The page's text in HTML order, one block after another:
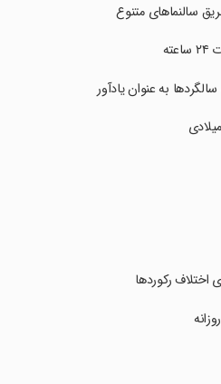
سالنماهای متنوع
به عنوان یادآور
اختلاف رکوردها